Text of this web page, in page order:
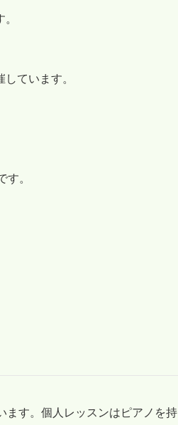
ています。
。
ます。個人レッスンはピアノを持